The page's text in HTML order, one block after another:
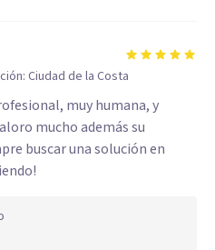
Ciudad de la Costa
muy humana, y
mucho además su
buscar una solución en